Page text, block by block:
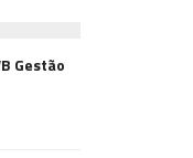
Gestão